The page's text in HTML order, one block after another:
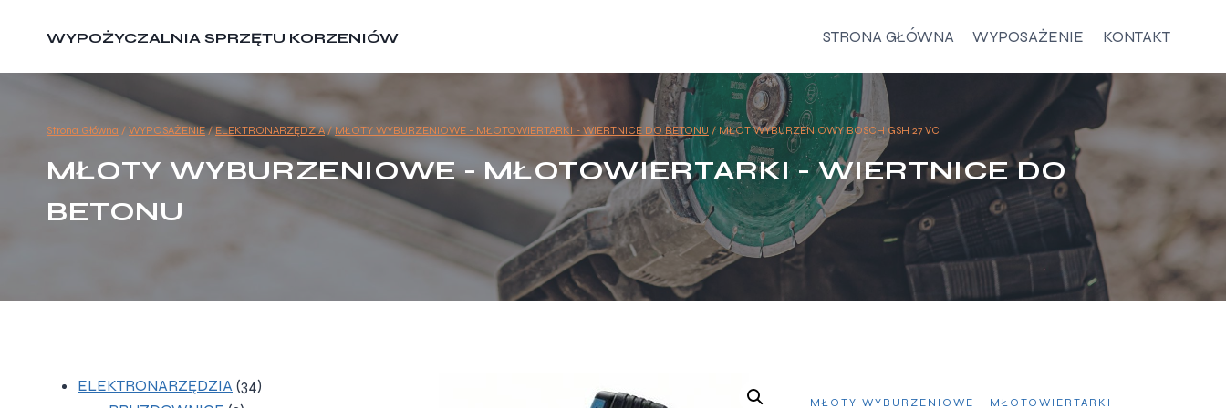
WYPOŻYCZALNIA SPRZĘTU KORZENIÓW STRONA GŁÓWNA WYPOSAŻENIE KONTAKT
Strona Główna / WYPOSAŻENIE / ELEKTRONARZĘDZIA / MŁOTY WYBURZENIOWE - MŁOTOWIERTARKI - WIERTNICE DO BETONU / MŁOT WYBURZENIOWY BOSCH GSH 27 VC
MŁOTY WYBURZENIOWE - MŁOTOWIERTARKI - WIERTNICE DO
BETONU
MŁOTY WYBURZENIOWE - MŁOTOWIERTARKI -
ELEKTRONARZĘDZIA 3434